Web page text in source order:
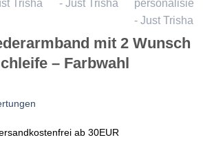
mit 2 Wunsch
– Farbwahl
ab 30EUR